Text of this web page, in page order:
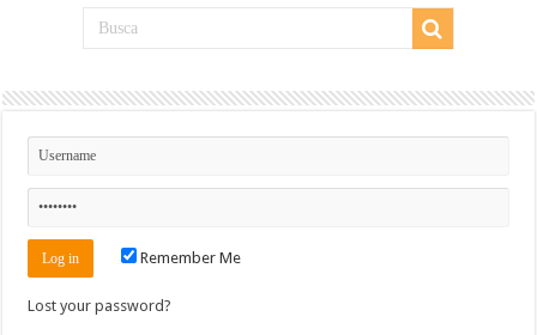
Remember Me
Lost your password?